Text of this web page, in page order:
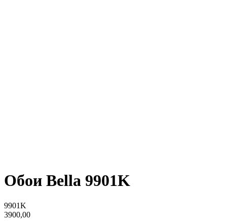
Обои Bella 9901K
9901K
3900,00